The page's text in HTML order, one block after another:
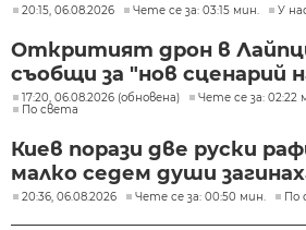
20:15, 06.08.2026 Чете се за: 03:15 мин. У
Откритият дрон в
съобщи за "нов сценарий
17:20, 06.08.2026 (обновена)
Чете се за: 02:22
По света
Киев порази две руски
малко седем души
20:36, 06.08.2026 Чете се за: 00:50 мин. По